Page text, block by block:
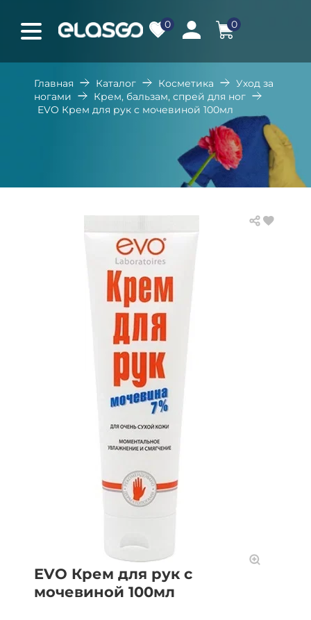
0 0
Главная Каталог Косметика
Уход за
ногами
Крем, бальзам, спрей для ног
EVO Крем для рук с мочевиной 100мл
EVO Крем для рук с
мочевиной 100мл